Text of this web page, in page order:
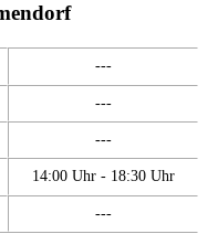
---
---
---
14:00 Uhr - 18:30 Uhr
---